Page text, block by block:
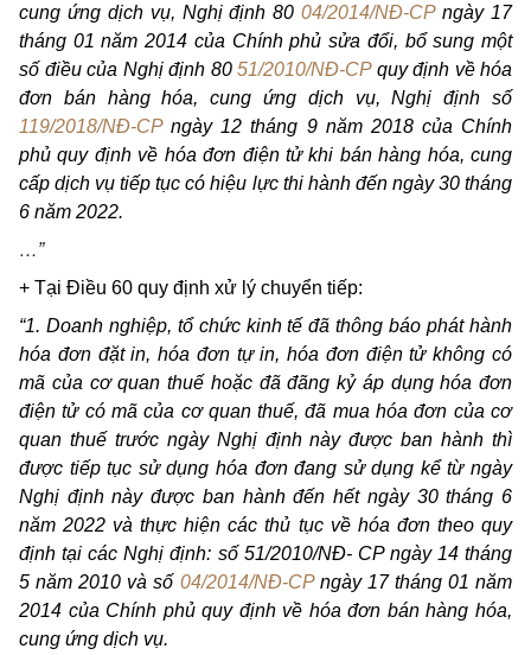
cung ứng dịch vụ, Nghị định 8004/2014/NĐ-CPngày 17
tháng 01 năm 2014 của Chính phủ sửa đổi, bổ sung một
số điều của Nghị định 80 51/2010/NĐ-CPquy định về hóa
đơn bán hàng hóa, cung ứng dịch vụ, Nghị định số
119/2018/NĐ-CPngày 12 tháng 9 năm 2018 của Chính
phủ quy định về hóa đơn điện tử khi bán hàng hóa, cung
cấp dịch vụ tiếp tục có hiệu lực thi hành đến ngày 30 tháng
6 năm 2022.
…”
+ Tại Điều 60 quy định xử lý chuyển tiếp:
“1. Doanh nghiệp, tổ chức kinh tế đã thông báo phát hành
hóa đơn đặt in, hóa đơn tự in, hóa đơn điện tử không có
mã của cơ quan thuế hoặc đã đãng kỷ áp dụng hóa đơn
điện tử có mã của cơ quan thuế, đã mua hóa đơn của cơ
quan thuế trước ngày Nghị định này được ban hành thì
được tiếp tục sử dụng hóa đơn đang sử dụng kể từ ngày
Nghị định này được ban hành đến hết ngày 30 tháng 6
năm 2022 và thực hiện các thủ tục về hóa đơn theo quy
định tại các Nghị định: số 51/2010/NĐ- CP ngày 14 tháng
5 năm 2010 và số 04/2014/NĐ-CPngày 17 tháng 01 năm
2014 của Chính phủ quy định về hóa đơn bán hàng hóa,
cung ứng dịch vụ.